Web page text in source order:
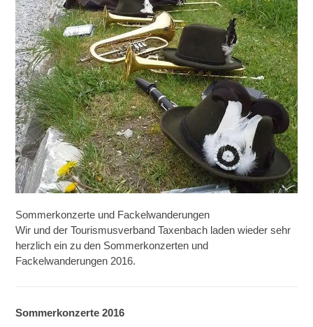
Sommerkonzerte und Fackelwanderungen
Wir und der Tourismusverband Taxenbach laden wieder sehr
herzlich ein zu den Sommerkonzerten und
Fackelwanderungen 2016.
Sommerkonzerte 2016